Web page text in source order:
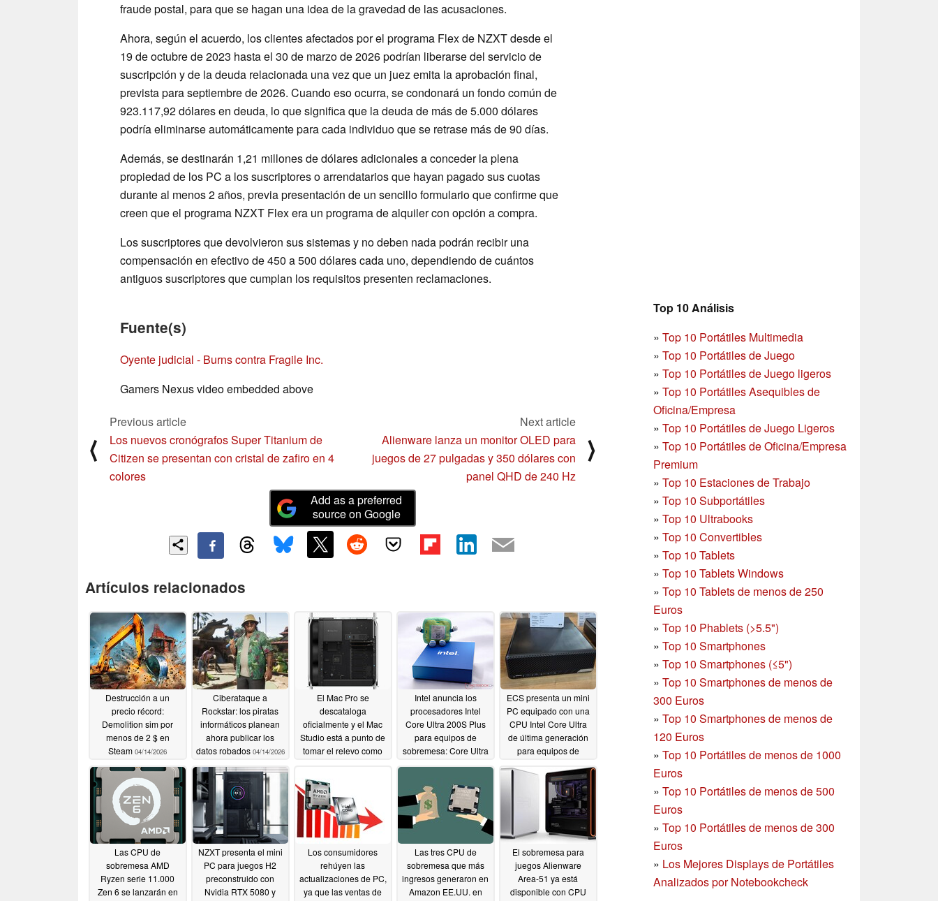
fraude postal, para que se hagan una idea de la gravedad de las acusaciones.
Ahora, según el acuerdo, los clientes afectados por el programa Flex de NZXT desde el
19 de octubre de 2023 hasta el 30 de marzo de 2026 podrían liberarse del servicio de
suscripción y de la deuda relacionada una vez que un juez emita la aprobación final,
prevista para septiembre de 2026. Cuando eso ocurra, se condonará un fondo común de
923.117,92 dólares en deuda, lo que significa que la deuda de más de 5.000 dólares
podría eliminarse automáticamente para cada individuo que se retrase más de 90 días.
Además, se destinarán 1,21 millones de dólares adicionales a conceder la plena
propiedad de los PC a los suscriptores o arrendatarios que hayan pagado sus cuotas
durante al menos 2 años, previa presentación de un sencillo formulario que confirme que
creen que el programa NZXT Flex era un programa de alquiler con opción a compra.
Los suscriptores que devolvieron sus sistemas y no deben nada podrán recibir una
compensación en efectivo de 450 a 500 dólares cada uno, dependiendo de cuántos
antiguos suscriptores que cumplan los requisitos presenten reclamaciones.
Top 10 Análisis
» Top 10 Portátiles Multimedia
» Top 10 Portátiles de Juego
» Top 10 Portátiles de Juego ligeros
» Top 10 Portátiles Asequibles de
Oficina/Empresa
» Top 10 Portátiles de Juego Ligeros
» Top 10 Portátiles de Oficina/Empresa
Premium
» Top 10 Estaciones de Trabajo
» Top 10 Subportátiles
» Top 10 Ultrabooks
» Top 10 Convertibles
» Top 10 Tablets
» Top 10 Tablets Windows
» Top 10 Tablets de menos de 250
Euros
» Top 10 Phablets (>5.5")
» Top 10 Smartphones
» Top 10 Smartphones (≤5")
» Top 10 Smartphones de menos de
300 Euros
» Top 10 Smartphonesde menos de
120 Euros
» Top 10 Portátiles de menos de 1000
Euros
» Top 10 Portátiles de menos de 500
Euros
» Top 10 Portátiles de menos de 300
Euros
» Los Mejores Displays de Portátiles
Analizados por Notebookcheck
Fuente(s)
Oyente judicial - Burns contra Fragile Inc.
Gamers Nexus video embedded above
⟨
Previous article
Los nuevos cronógrafos Super Titanium de
Citizen se presentan con cristal de zafiro en 4
colores
Next article
Alienware lanza un monitor OLED para
juegos de 27 pulgadas y 350 dólares con
panel QHD de 240 Hz
⟩
Add as a preferred
source on Google
Artículos relacionados
Destrucción a un
precio récord:
Demolition sim por
menos de 2 $ en
Steam 04/14/2026
Ciberataque a
Rockstar: los piratas
informáticos planean
ahora publicar los
datos robados 04/14/2026
El Mac Pro se
descataloga
oficialmente y el Mac
Studio está a punto de
tomar el relevo como
de gama alta de Apple
03/27/2026
Intel anuncia los
procesadores Intel
Core Ultra 200S Plus
para equipos de
sobremesa: Core Ultra
7 270K Plus y Core
presentados03/11/2026
ECS presenta un mini
PC equipado con una
CPU Intel Core Ultra
de última generación
para equipos de
compatible con RAM
DDR5-800003/11/2026
Las CPU de
sobremesa AMD
Ryzen serie 11.000
Zen 6 se lanzarán en
NZXT presenta el mini
PC para juegos H2
preconstruido con
Nvidia RTX 5080 y
Los consumidores
rehúyen las
actualizaciones de PC,
ya que las ventas de
Las tres CPU de
sobremesa que más
ingresos generaron en
Amazon EE.UU. en
El sobremesa para
juegos Alienware
Area-51 ya está
disponible con CPU